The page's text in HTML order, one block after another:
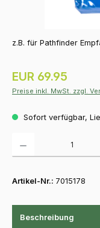
z.B. für Pathfinder
Regulärer Preis:
EUR 69.95
Preise inkl. MwSt. zzgl.
Sofort verfügbar,
Artikel-Nr.: 7015178
Beschreibung